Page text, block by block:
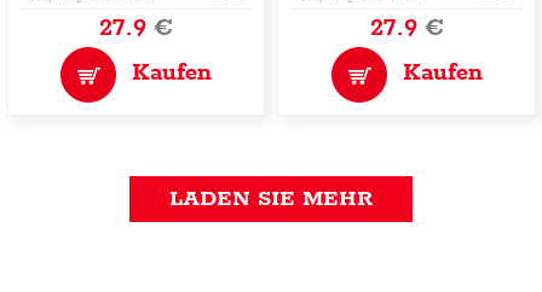
27.9€
Kaufen
27.9€
Kaufen
LADEN SIE MEHR